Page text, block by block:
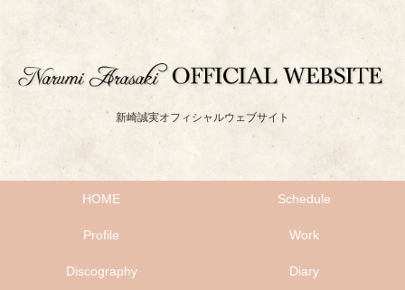
新崎誠実オフィシャルウェブサイト
HOME Schedule
Profile Work
Discography Diary